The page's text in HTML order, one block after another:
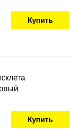
Купить
Купить